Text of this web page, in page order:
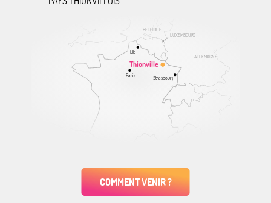
ALLEMAGNE
BELGIQUE
LUXEMBOURG
Thionville
Lille
Paris Strasbourg
COMMENT VENIR ?